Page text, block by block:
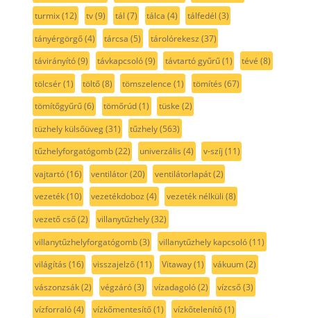
turmix(12) tv(9) tál (7) tálca (4) tálfedél (3)
tányérgörgő(4) tárcsa (5) tárolórekesz (37)
távirányító(9) távkapcsoló(9) távtartó gyűrű(1) tévé (8)
tölcsér(1) töltő(8) tömszelence (1) tömítés (67)
tömítőgyűrű(6) tömőrúd(1) tüske (2)
tüzhely külsőüveg(31) tűzhely(563)
tűzhelyforgatógomb(22) univerzális (4) v-szíj (11)
vajtartó(16) ventilátor(20) ventilátorlapát(2)
vezeték(10) vezetékdoboz (4) vezeték nélküli (8)
vezető cső(2) villanytűzhely(32)
villanytűzhelyforgatógomb(3) villanytűzhely kapcsoló(11)
világítás (16) visszajelző(11) Vitaway(1) vákuum(2)
vászonzsák(2) végzáró(3) vízadagoló(2) vízcső(3)
vízforraló(4) vízkőmentesítő(1) vízkőtelenítő(1)